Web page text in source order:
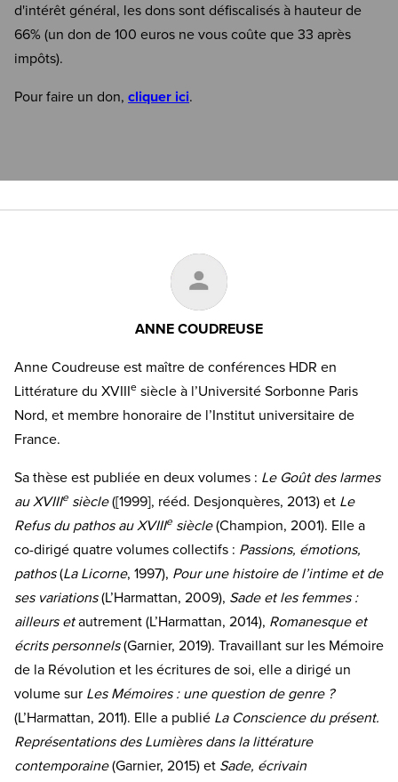
d'intérêt général, les dons sont défiscalisés à hauteur de
66% (un don de 100 euros ne vous coûte que 33 après
impôts).
Pour faire un don, cliquer ici.
ANNE COUDREUSE
Anne Coudreuse est maître de conférences HDR en
Littérature du XVIIIe siècle à l’Université Sorbonne Paris
Nord, et membre honoraire de l’Institut universitaire de
France.
Sa thèse est publiée en deux volumes : Le Goût des larmes
au XVIIIe siècle([1999], rééd. Desjonquères, 2013) et Le
Refus du pathos au XVIIIe siècle(Champion, 2001). Elle a
co-dirigé quatre volumes collectifs : Passions, émotions,
pathos(La Licorne, 1997), Pour une histoire de l’intime et de
ses variations(L’Harmattan, 2009), Sade et les femmes :
ailleurs etautrement (L’Harmattan, 2014), Romanesque et
écrits personnels(Garnier, 2019). Travaillant sur les Mémoire
de la Révolution et les écritures de soi, elle a dirigé un
volume sur Les Mémoires : une question de genre ?
(L’Harmattan, 2011). Elle a publié La Conscience du présent.
Représentations des Lumières dans la littérature
contemporaine(Garnier, 2015) et Sade, écrivain